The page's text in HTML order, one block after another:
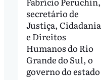
secretário de
Justiça, Cidadania
e Direitos
Humanos do Rio
Grande do Sul, o
governo do estado